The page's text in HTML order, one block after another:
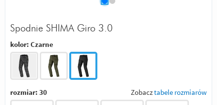
Spodnie SHIMA Giro 3.0
kolor: Czarne
rozmiar: 30 Zobacztabele rozmiarów